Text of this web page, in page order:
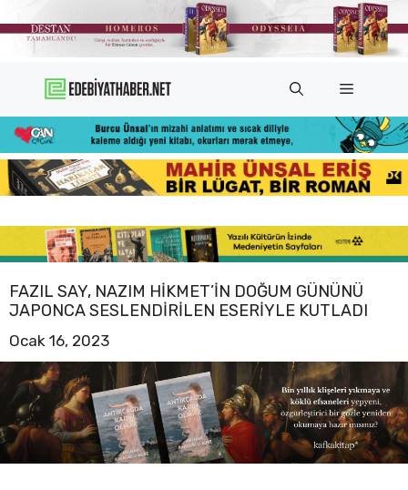
atla
Menü
FAZIL SAY, NAZIM HIKMET’IN DOĞUM GÜNÜNÜ
JAPONCA SESLENDIRILEN ESERIYLE KUTLADI
Ocak 16, 2023